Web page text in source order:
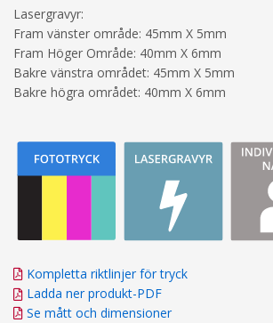
Lasergravyr:
Fram vänster område: 45mm X 5mm
Fram Höger Område: 40mm X 6mm
Bakre vänstra området: 45mm X 5mm
Bakre högra området: 40mm X 6mm
Kompletta riktlinjer för tryck
Ladda ner produkt-PDF
Se mått och dimensioner